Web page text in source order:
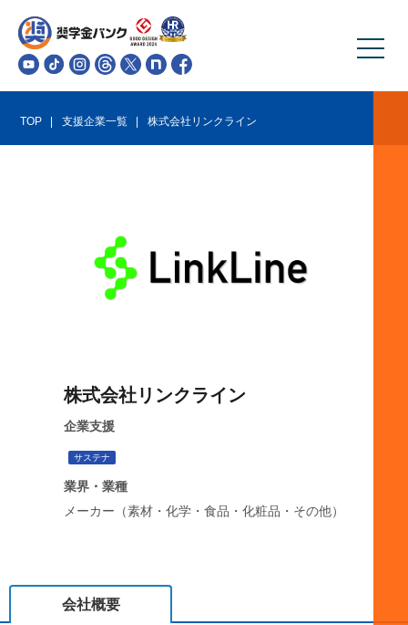
TOP 支援企業一覧 株式会社リンクライン
株式会社リンクライン
企業支援
サステナ
業界・業種
メーカー（素材・化学・食品・化粧品・その他）
会社概要